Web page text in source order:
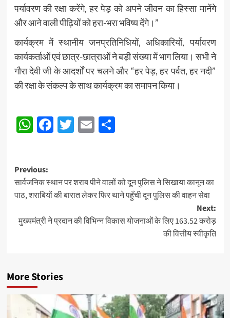
पर्यावरण की रक्षा करेंगे, हर पेड़ को अपने जीवन का हिस्सा मानेंगे
और आने वाली पीढ़ियों को हरा-भरा भविष्य देंगे।”
कार्यक्रम में स्थानीय जनप्रतिनिधियों, अधिकारियों, पर्यावरण
कार्यकर्ताओं एवं छात्र-छात्राओं ने बड़ी संख्या में भाग लिया। सभी ने
गौरा देवी जी के आदर्शों पर चलने और “हर पेड़, हर पर्वत, हर नदी”
की रक्षा के संकल्प के साथ कार्यक्रम का समापन किया।
Post
navigation
WhatsApp
Facebook
Twitter
EmailShare
Post
navigation
Previous:
सार्वजनिक स्थान पर शराब पीने वालों को दून पुलिस ने सिखाया कानून का
पाठ, शराबियों की बारात लेकर फिर थाने पहुँची दून पुलिस की वाहन सेवा
Next:
मुख्यमंत्री ने प्रदान की विभिन्न विकास योजनाओं के लिए 163.52 करोड़
की वित्तीय स्वीकृति
More Stories